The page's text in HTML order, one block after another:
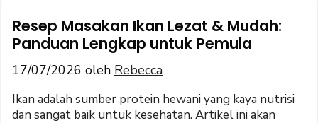
Resep Masakan Ikan Lezat & Mudah:
Panduan Lengkap untuk Pemula
17/07/2026 oleh Rebecca
Ikan adalah sumber protein hewani yang kaya nutrisi
dan sangat baik untuk kesehatan. Artikel ini akan